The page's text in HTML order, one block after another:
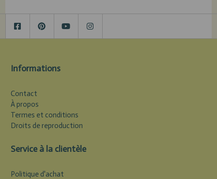
Informations
Contact
À propos
Termes et conditions
Droits de reproduction
Service à la clientèle
Politique d'achat